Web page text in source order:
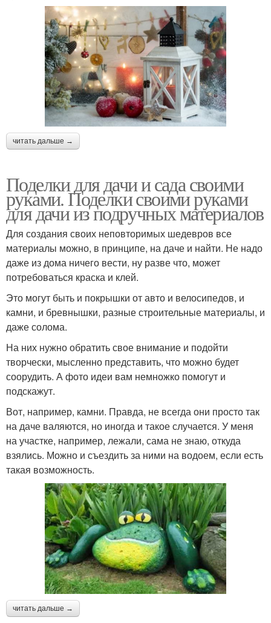
читать дальше →
Поделки для дачи и сада своими
руками. Поделки своими руками
для дачи из подручных материалов
Для создания своих неповторимых шедевров все
материалы можно, в принципе, на даче и найти. Не надо
даже из дома ничего вести, ну разве что, может
потребоваться краска и клей.
Это могут быть и покрышки от авто и велосипедов, и
камни, и бревнышки, разные строительные материалы, и
даже солома.
На них нужно обратить свое внимание и подойти
творчески, мысленно представить, что можно будет
соорудить. А фото идеи вам немножко помогут и
подскажут.
Вот, например, камни. Правда, не всегда они просто так
на даче валяются, но иногда и такое случается. У меня
на участке, например, лежали, сама не знаю, откуда
взялись. Можно и съездить за ними на водоем, если есть
такая возможность.
читать дальше →